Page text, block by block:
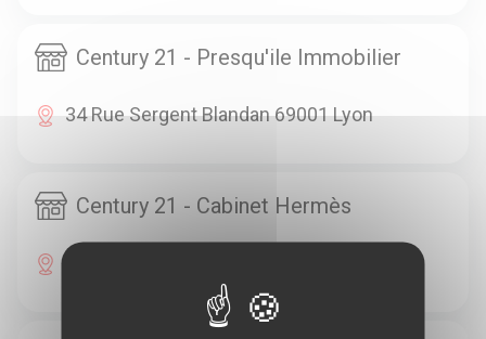
Century 21 - Presqu'ile Immobilier
34 Rue Sergent Blandan 69001 Lyon
Century 21 - Cabinet Hermès